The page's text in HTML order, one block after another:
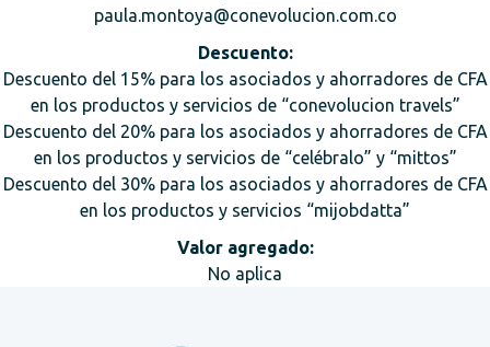
paula.montoya@conevolucion.com.co
Descuento:
Descuento del 15% para los asociados y ahorradores de CFA
en los productos y servicios de “conevolucion travels”
Descuento del 20% para los asociados y ahorradores de CFA
en los productos y servicios de “celébralo” y “mittos”
Descuento del 30% para los asociados y ahorradores de CFA
en los productos y servicios “mijobdatta”
Valor agregado:
No aplica